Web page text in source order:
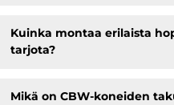
Kuinka montaa erilaista
tarjota?
Mikä on CBW-koneiden